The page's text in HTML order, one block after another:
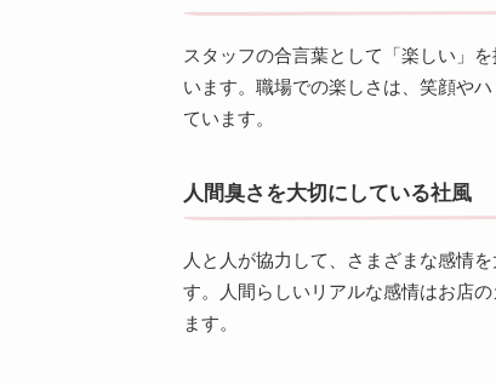
スタッフの合言葉として「楽しい」
います。職場での楽しさは、笑顔や
ています。
人間臭さを大切にしている社風
人と人が協力して、さまざまな感情
す。人間らしいリアルな感情はお店
ます。